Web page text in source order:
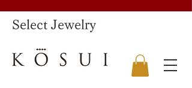
​Select Jewelry